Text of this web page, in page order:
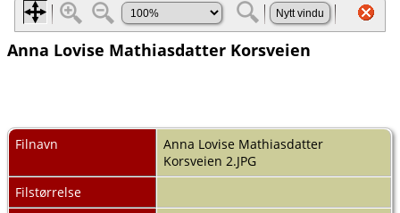
Anna Lovise Mathiasdatter Korsveien
Filnavn
Anna Lovise Mathiasdatter
Korsveien 2.JPG
Filstørrelse